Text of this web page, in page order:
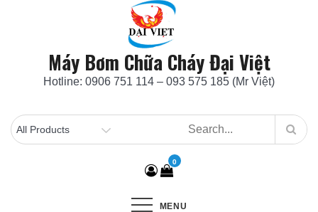
Máy Bơm Chữa Cháy Đại Việt
Hotline: 0906 751 114 – 093 575 185 (Mr Việt)
0
MENU